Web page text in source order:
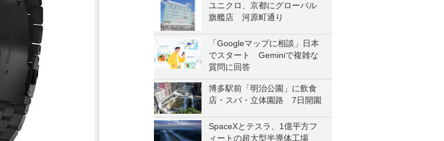
ユニクロ、京都にグローバル
旗艦店 河原町通り
「Googleマップに相談」日本
でスタート Geminiで複雑な
質問に回答
博多駅前「明治公園」に飲食
店・スパ・立体園路 7日開園
SpaceXとテスラ、1億平方フ
ィートの超大型半導体工場